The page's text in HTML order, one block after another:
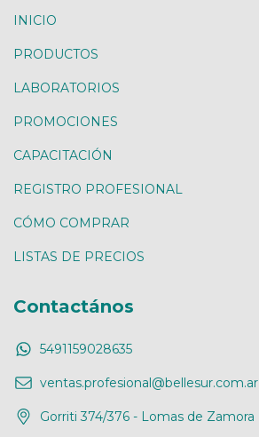
INICIO
PRODUCTOS
LABORATORIOS
PROMOCIONES
CAPACITACIÓN
REGISTRO PROFESIONAL
CÓMO COMPRAR
LISTAS DE PRECIOS
Contactános
5491159028635
ventas.profesional@bellesur.com.ar
Gorriti 374/376 - Lomas de Zamora